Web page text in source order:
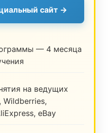
сайт →
— 4 месяца
на ведущих
Wildberries,
eBay